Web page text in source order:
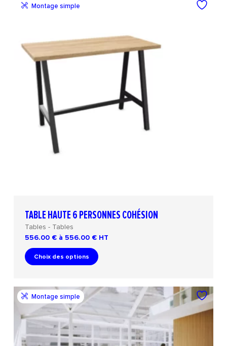
TABLE HAUTE 6 PERSONNES COHÉSION
Tables - Tables
556.00 € à 556.00 € HT
Choix des options
Montage simple
Montage simple